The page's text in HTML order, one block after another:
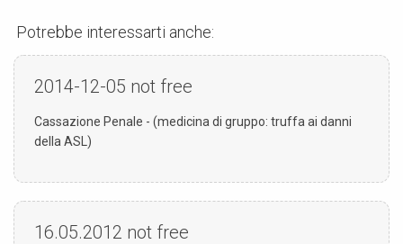
Potrebbe interessarti anche:
2014-12-05 not free
Cassazione Penale - (medicina di gruppo: truffa ai danni
della ASL)
16.05.2012 not free